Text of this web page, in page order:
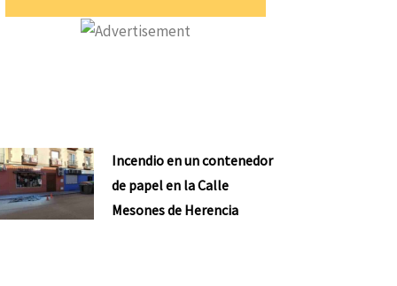
Incendio en un contenedor
de papel en la Calle
Mesones de Herencia